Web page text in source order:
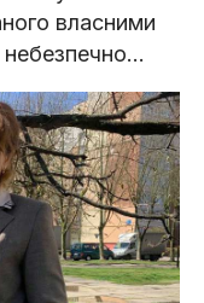
власними